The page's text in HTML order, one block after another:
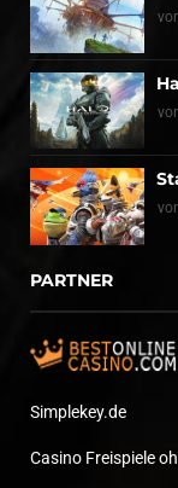
PARTNER
Simplekey.de
Casino Freispiele